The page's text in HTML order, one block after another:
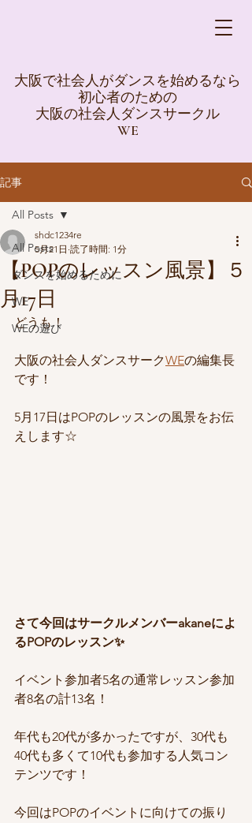
大阪で社会人がダンスを始めるなら
初心者のための
大阪の社会人ダンスサークル
WE
記事
All Posts
ダンスを始めるために
WE
WEの遊び
All Posts
【POPのレッスン風景】５
月17日
shdc1234re
5月21日 読了時間: 1分
どうも！
大阪の社会人ダンスサークWEの編集長
です！
5月17日はPOPのレッスンの風景をお伝
えします☆
さて今回はサークルメンバーakaneによ
るPOPのレッスン✨
イベント参加者5名の通常レッスン参加
者8名の計13名！
年代も20代が多かったですが、30代も
40代も多くて10代も参加する人気コン
テンツです！
今回はPOPのイベントに向けての振り